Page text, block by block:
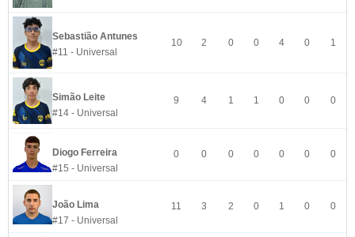
Sebastião Antunes
#11 - Universal
10 2 0 0 4 0 1
Simão Leite
#14 - Universal
9 4 1 1 0 0 0
Diogo Ferreira
#15 - Universal
0 0 0 0 0 0 0
João Lima
#17 - Universal
11 3 2 0 1 0 0